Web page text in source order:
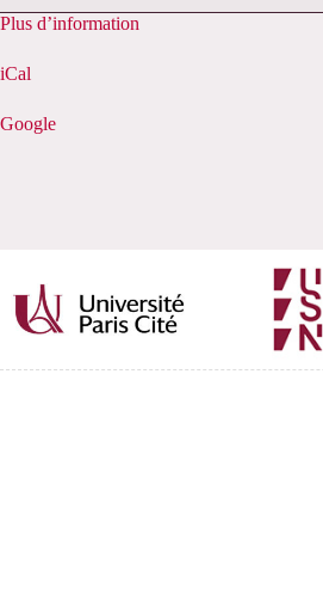
arts
la
Plus d’information
iCal
Google